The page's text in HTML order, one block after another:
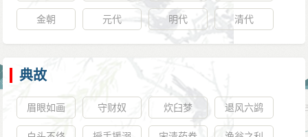
金朝 元代 明代 清代
典故
眉眼如画 守财奴 炊臼梦 退风六鹢